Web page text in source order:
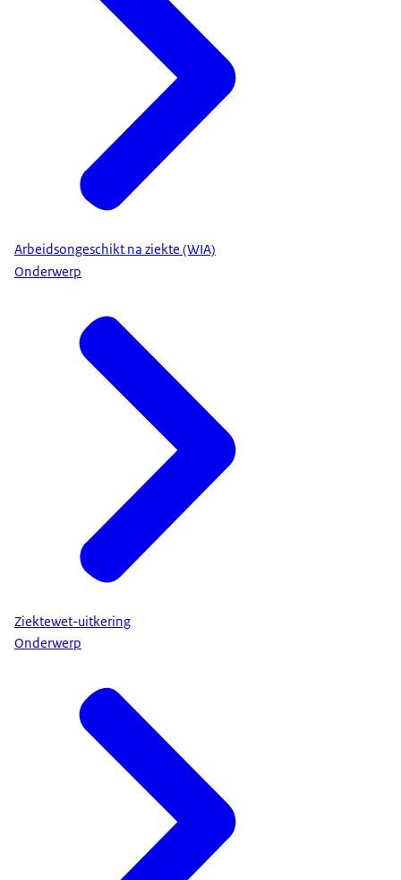
Arbeidsongeschikt na ziekte (WIA)
Onderwerp
Ziektewet-uitkering
Onderwerp